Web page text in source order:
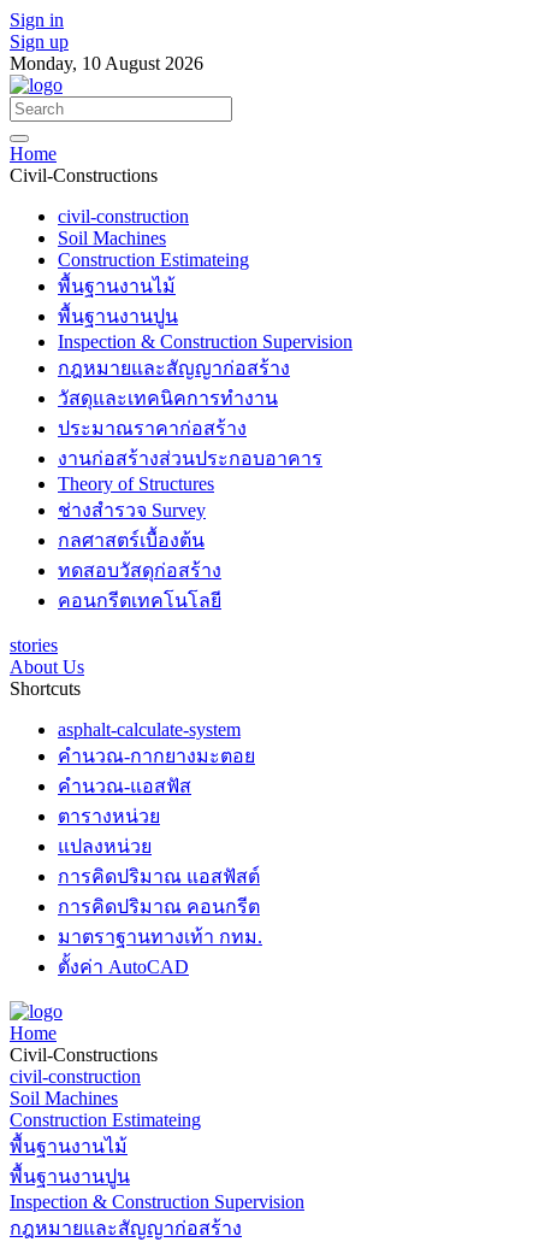
Sign in
Sign up
Monday, 10 August 2026
Home
Civil-Constructions
civil-construction
Soil Machines
Construction Estimateing
พื้นฐานงานไม้
พื้นฐานงานปูน
Inspection & Construction Supervision
กฎหมายและสัญญาก่อสร้าง
วัสดุและเทคนิคการทำงาน
ประมาณราคาก่อสร้าง
งานก่อสร้างส่วนประกอบอาคาร
Theory of Structures
ช่างสำรวจ Survey
กลศาสตร์เบื้องต้น
ทดสอบวัสดุก่อสร้าง
คอนกรีตเทคโนโลยี
stories
About Us
Shortcuts
asphalt-calculate-system
คำนวณ-กากยางมะตอย
คำนวณ-แอสฟัส
ตารางหน่วย
แปลงหน่วย
การคิดปริมาณ แอสฟัสต์
การคิดปริมาณ คอนกรีต
มาตราฐานทางเท้า กทม.
ตั้งค่า AutoCAD
Home
Civil-Constructions
civil-construction
Soil Machines
Construction Estimateing
พื้นฐานงานไม้
พื้นฐานงานปูน
Inspection & Construction Supervision
กฎหมายและสัญญาก่อสร้าง